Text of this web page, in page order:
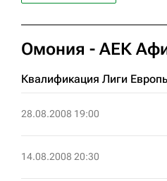
Омония - АЕК
Квалификация Лиги
28.08.2008 19:00
14.08.2008 20:30